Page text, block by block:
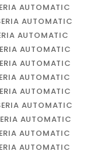
AUTOMATIC
AUTOMATIC
AUTOMATIC
AUTOMATIC
AUTOMATIC
AUTOMATIC
AUTOMATIC
AUTOMATIC
AUTOMATIC
AUTOMATIC
AUTOMATIC